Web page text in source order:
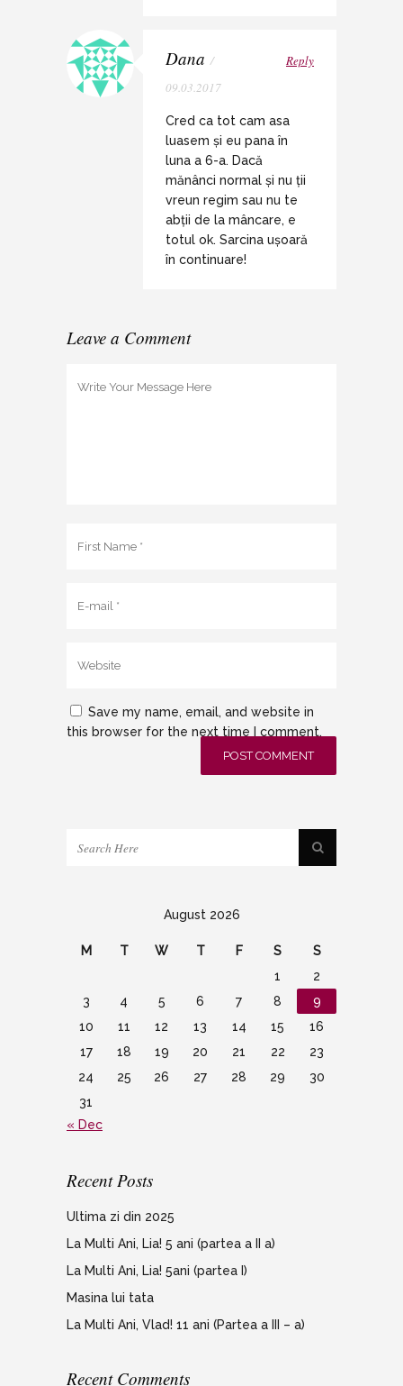
Dana /
09.03.2017
Reply
Cred ca tot cam asa
luasem și eu pana în
luna a 6-a. Dacă
mănânci normal și nu ții
vreun regim sau nu te
abții de la mâncare, e
totul ok. Sarcina ușoară
în continuare!
Leave a Comment
Save my name, email, and website in
this browser for the next time I comment.
August 2026
M T W T F S
S
1
2
3
4 5 6 7 8
9
10
11 12 13 14 15
16
17
18 19 20 21 22
23
24
25 26 27 28 29
30
31
« Dec
Recent Posts
Ultima zi din 2025
La Multi Ani, Lia! 5 ani (partea a II a)
La Multi Ani, Lia! 5ani (partea I)
Masina lui tata
La Multi Ani, Vlad! 11 ani (Partea a III – a)
Recent Comments